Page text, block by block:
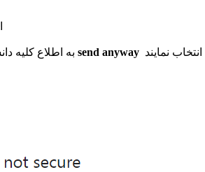
send anyway